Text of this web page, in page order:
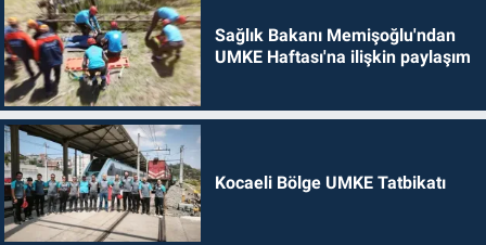
Sağlık Bakanı Memişoğlu'ndan
UMKE Haftası'na ilişkin paylaşım
Kocaeli Bölge UMKE Tatbikatı